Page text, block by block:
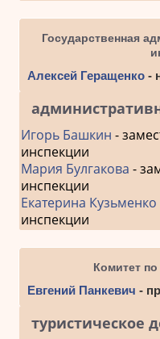
Государственная
Алексей Геращенко-
Игорь Башкин -
инспекции
Мария Булгакова -
инспекции
Екатерина Кузьменко
инспекции
Комитет
Евгений Панкевич -
туристическое